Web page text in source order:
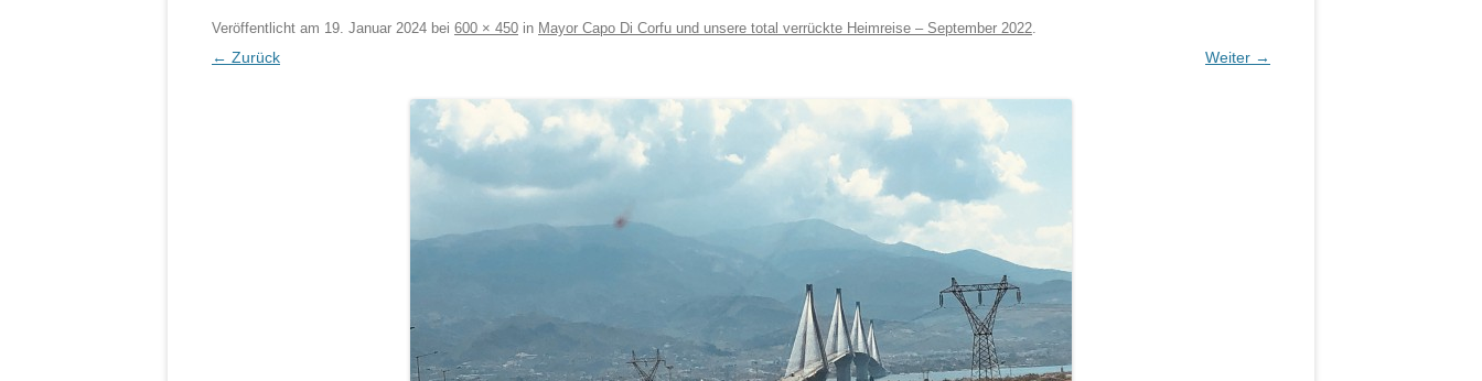
Veröffentlicht am 19. Januar 2024 bei 600 × 450 in Mayor Capo Di Corfu und unsere total verrückte Heimreise – September 2022.
← Zurück Weiter →